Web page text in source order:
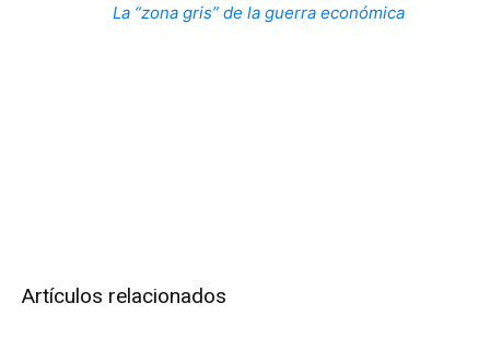
La “zona gris” de la guerra económica
Artículos relacionados